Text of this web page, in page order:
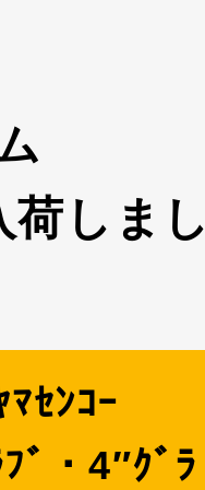
しまし
ｾﾝｺｰ
ﾞ・4″ｸﾞﾗ